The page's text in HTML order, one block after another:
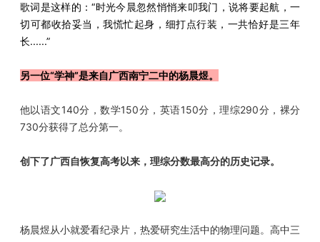
歌词是这样的：“时光今晨忽然悄悄来叩我门，说将要起航，一
切可都收拾妥当，我慌忙起身，细打点行装，一共恰好是三年
长......”
另一位“学神”是来自广西南宁二中的杨晨煜。
他以语文140分，数学150分，英语150分，理综290分，裸分
730分获得了总分第一。
创下了广西自恢复高考以来，理综分数最高分的历史记录。
杨晨煜从小就爱看纪录片，热爱研究生活中的物理问题。高中三